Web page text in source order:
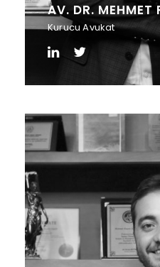
AV. DR. MEHMET
Kurucu Avukat